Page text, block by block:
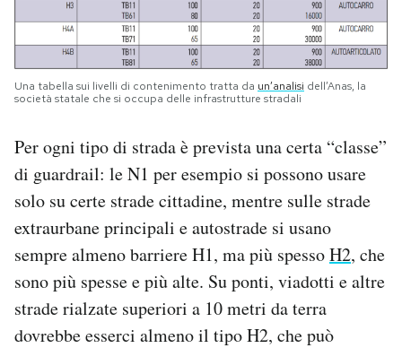
Una tabella sui livelli di contenimento tratta da un’analisi dell’Anas, la
società statale che si occupa delle infrastrutture stradali
Per ogni tipo di strada è prevista una certa “classe”
di guardrail: le N1 per esempio si possono usare
solo su certe strade cittadine, mentre sulle strade
extraurbane principali e autostrade si usano
sempre almeno barriere H1, ma più spessoH2, che
sono più spesse e più alte. Su ponti, viadotti e altre
strade rialzate superiori a 10 metri da terra
dovrebbe esserci almeno il tipo H2, che può